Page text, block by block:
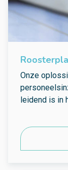
Onze
leidend is in